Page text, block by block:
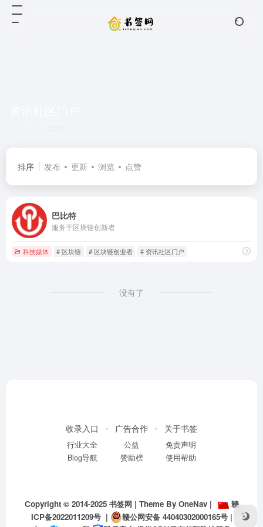
排序 发布 更新 浏览 点赞
巴比特
服务于区块链创新者
科技媒体 # 区块链 # 区块链创业者 # 资讯社区门户
没有了
收录入口
行业大全
Blog导航
广告合作
公益
赞助榜
关于书签
免责声明
使用帮助
Copyright © 2014-2025 书签网 | Theme By OneNav|
赣
ICP备2022011209号| 赣公网安备 44040302000165号|